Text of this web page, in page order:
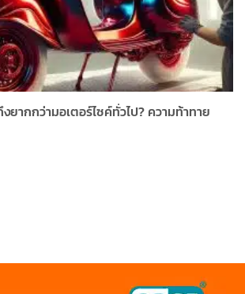
งยากกว่ามอเตอร์ไซค์ทั่วไป? ความท้าทาย